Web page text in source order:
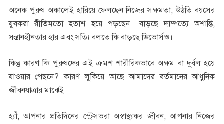
অনেক পুরুষ অকালেই হারিয়ে ফেলছেন নিজের সক্ষমতা, উঠতি বয়সের
যুবকরা রীতিমতো হতাশ হয়ে পড়ছেন। বাড়ছে দাম্পত্যে অশান্তি,
সন্তানহীনতার হার এবং সত্যি বলতে কি বাড়ছে ডিভোর্সও।
কিন্তু কারণ কি পুরুষদের এই ক্রমশ শারীরিকভাবে অক্ষম বা দুর্বল হয়ে
যাওয়ার পেছনে? কারণ লুকিয়ে আছে আমাদের বর্তমানের আধুনিক
জীবনযাত্রার মাঝেই।
হ্যাঁ, আপনার প্রতিদিনের স্ট্রেসভরা অস্বাস্থ্যকর জীবন, আপনার নিজের